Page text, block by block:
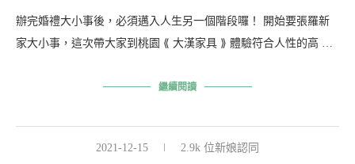
辦完婚禮大小事後，必須邁入人生另一個階段囉！ 開始要張羅新
家大小事，這次帶大家到桃園 ⟪ 大漢家具 ⟫ 體驗符合人性的高 …
繼續閱讀
2021-12-15 2.9k 位新娘認同